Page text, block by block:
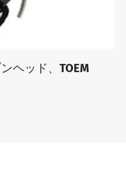
ヘッド、TOEM